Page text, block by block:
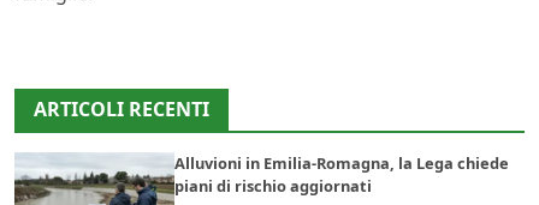
ARTICOLI RECENTI
Alluvioni in Emilia-Romagna, la Lega chiede
piani di rischio aggiornati